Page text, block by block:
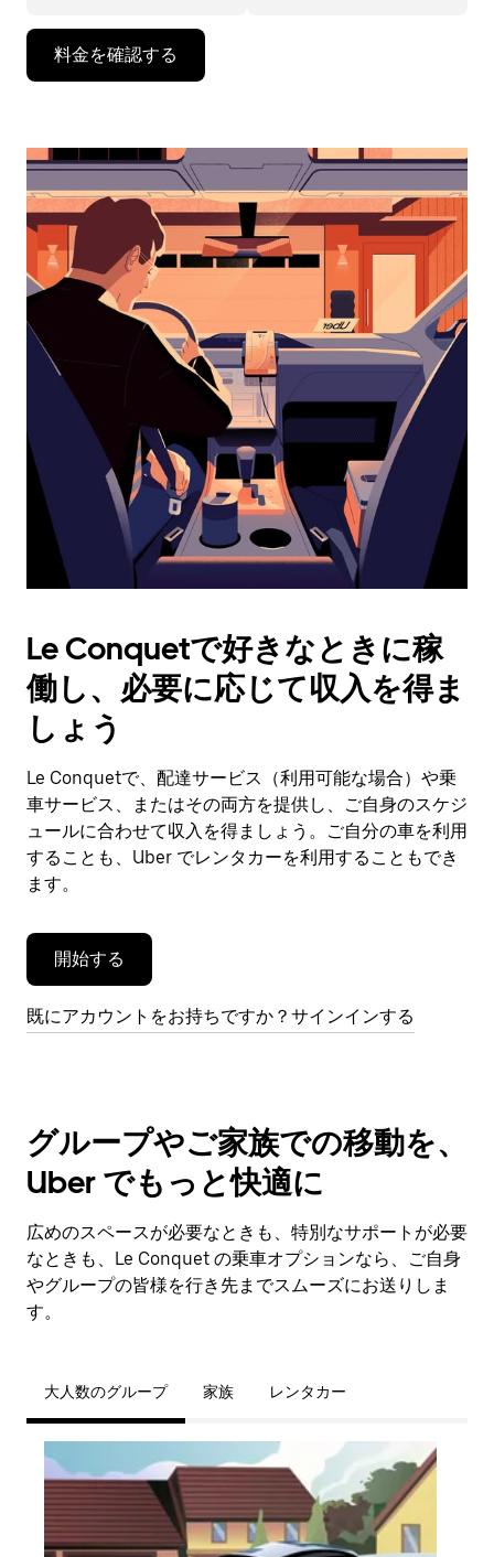
で
ン
ダ
ー
を
操
作
し、
を
選
択
す。
ン
で
カ
レ
ン
ー
を
閉
じ
ま
す。
料金を確認する
Le Conquetで好きなときに稼
働し、必要に応じて収入を得ま
しょう
Le Conquetで、配達サービス（利用可能な場合）や乗
車サービス、またはその両方を提供し、ご自身のスケジ
ュールに合わせて収入を得ましょう。ご自分の車を利用
することも、Uber でレンタカーを利用することもでき
ます。
開始する
既にアカウントをお持ちですか？サインインする
グループやご家族での移動を、
Uber でもっと快適に
広めのスペースが必要なときも、特別なサポートが必要
なときも、Le Conquet の乗車オプションなら、ご自身
やグループの皆様を行き先までスムーズにお送りしま
す。
大人数のグループ 家族 レンタカー